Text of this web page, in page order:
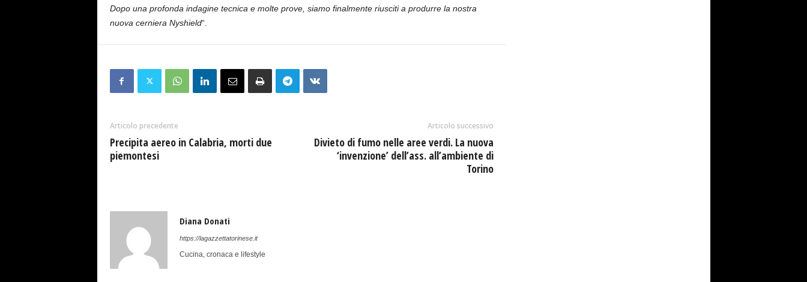
Dopo una profonda indagine tecnica e molte prove, siamo finalmente riusciti a produrre la nostra
nuova cerniera Nyshield“.
Articolo precedente
Precipita aereo in Calabria, morti due
piemontesi
Articolo successivo
Divieto di fumo nelle aree verdi. La nuova
‘invenzione’ dell’ass. all’ambiente di
Torino
Diana Donati
https://lagazzettatorinese.it
Cucina, cronaca e lifestyle